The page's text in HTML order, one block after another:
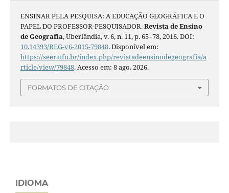
ENSINAR PELA PESQUISA: A EDUCAÇÃO GEOGRÁFICA E O
PAPEL DO PROFESSOR-PESQUISADOR.Revista de Ensino
de Geografia, Uberlândia, v. 6, n. 11, p. 65–78, 2016. DOI:
10.14393/REG-v6-2015-79848. Disponível em:
https://seer.ufu.br/index.php/revistadeensinodegeografia/a
rticle/view/79848. Acesso em: 8 ago. 2026.
FORMATOS DE CITAÇÃO
IDIOMA